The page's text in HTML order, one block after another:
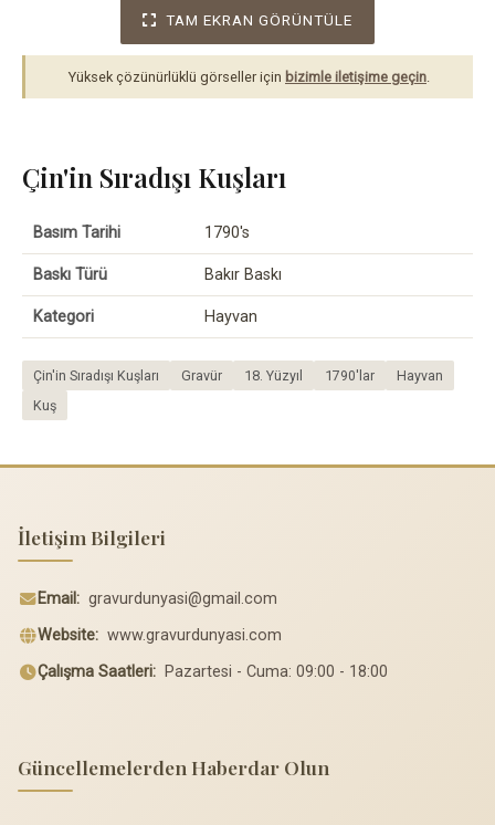
TAM EKRAN GÖRÜNTÜLE
Yüksek çözünürlüklü görseller için bizimle iletişime geçin
Çin'in Sıradışı Kuşları
Basım Tarihi 1790's
Baskı Türü Bakır Baskı
Kategori Hayvan
Çin'in Sıradışı Kuşları Gravür 18. Yüzyıl 1790'lar
Hayvan
Kuş
İletişim Bilgileri
Email: gravurdunyasi@gmail.com
Website: www.gravurdunyasi.com
Çalışma Saatleri: Pazartesi - Cuma: 09:00 - 18:00
Güncellemelerden Haberdar Olun